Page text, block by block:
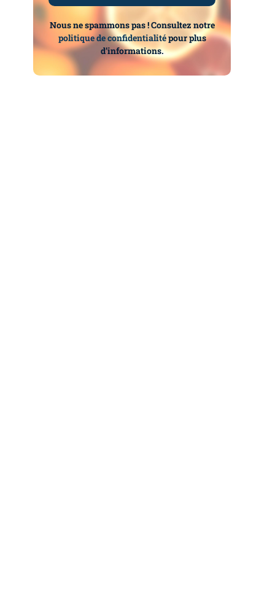
Nous ne spammons pas ! Consultez notre
politique de confidentialitépour plus
d’informations.